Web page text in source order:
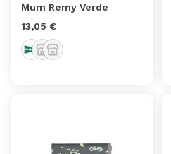
Mum Remy Verde
13,05 €